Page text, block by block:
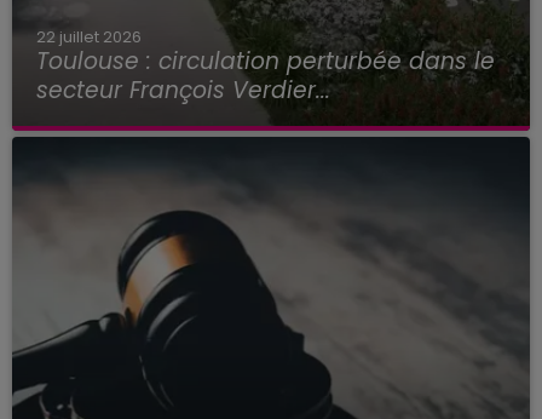
22 juillet 2026
Toulouse : circulation perturbée dans le
secteur François Verdier...